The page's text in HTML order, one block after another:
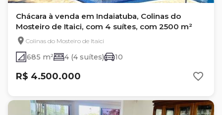
Chácara à venda em Indaiatuba, Colinas do
Mosteiro de Itaici, com 4 suítes, com 2500 m²
Colinas do Mosteiro de Itaici
685 m² 4 (4 suítes) 10
R$ 4.500.000